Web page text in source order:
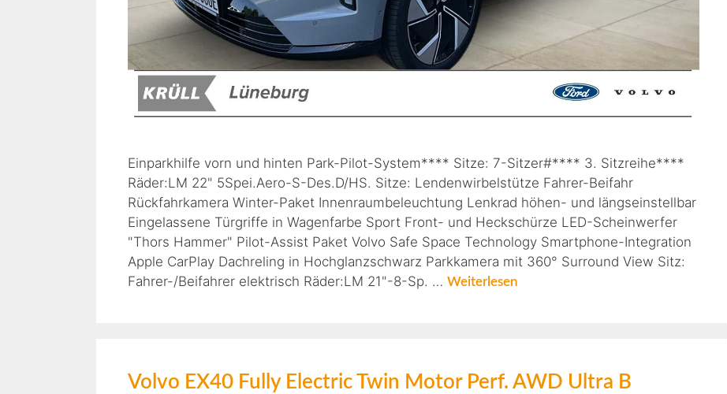
Einparkhilfe vorn und hinten Park-Pilot-System**** Sitze: 7-Sitzer#**** 3. Sitzreihe****
Räder:LM 22" 5Spei.Aero-S-Des.D/HS. Sitze: Lendenwirbelstütze Fahrer-Beifahr
Rückfahrkamera Winter-Paket Innenraumbeleuchtung Lenkrad höhen- und längseinstellbar
Eingelassene Türgriffe in Wagenfarbe Sport Front- und Heckschürze LED-Scheinwerfer
"Thors Hammer" Pilot-Assist Paket Volvo Safe Space Technology Smartphone-Integration
Apple CarPlay Dachreling in Hochglanzschwarz Parkkamera mit 360° Surround View Sitz:
Fahrer-/Beifahrer elektrisch Räder:LM 21"-8-Sp. … Weiterlesen
Volvo EX40 Fully Electric Twin Motor Perf. AWD Ultra B